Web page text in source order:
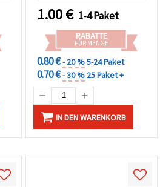
Schmuckherstellung
1.00€ 1-4 Paket
RABATTE
FÜR MENGE
0.80 €- 20 %5-24 Paket
0.70 €- 30 % 25 Paket +
IN DEN WARENKORB